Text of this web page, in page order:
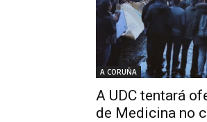
A CORUÑA
A UDC tentará
de Medicina no